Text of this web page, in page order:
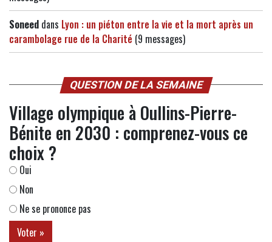
Soneed dans Lyon : un piéton entre la vie et la mort après un
carambolage rue de la Charité (9 messages)
QUESTION DE LA SEMAINE
Village olympique à Oullins-Pierre-
Bénite en 2030 : comprenez-vous ce
choix ?
Oui
Non
Ne se prononce pas